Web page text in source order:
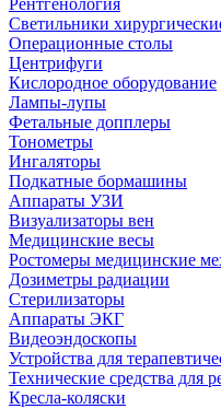
Рентгенология
Светильники
Операционные столы
Центрифуги
Кислородное оборудование
Лампы-лупы
Фетальные допплеры
Тонометры
Ингаляторы
Подкатные бормашины
Аппараты УЗИ
Визуализаторы вен
Медицинские весы
Ростомеры медицинские
Дозиметры радиации
Стерилизаторы
Аппараты ЭКГ
Видеоэндоскопы
Устройства для
Технические средства для
Кресла-коляски